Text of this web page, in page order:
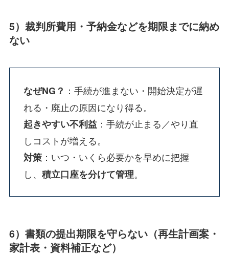
5）裁判所費用・予納金などを期限までに納め
ない
なぜNG？ ：手続が進まない・開始決定が遅
れる・廃止の原因になり得る。
起きやすい不利益：手続が止まる／やり直
しコストが増える。
対策：いつ・いくら必要かを早めに把握
し、 積立口座を分けて管理。
6）書類の提出期限を守らない（再生計画案・
家計表・資料補正など）